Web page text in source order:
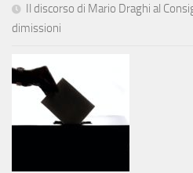
Il discorso di Mario Draghi al
dimissioni